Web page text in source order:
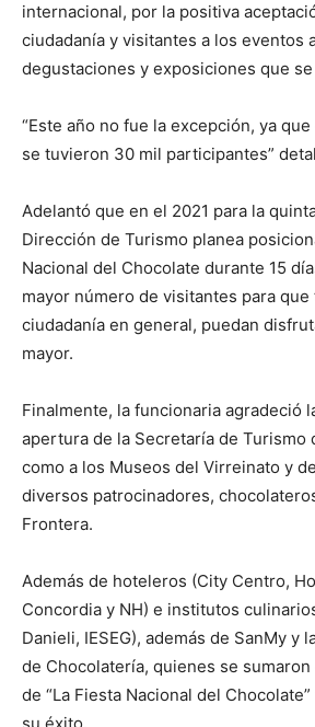
internacional, por la positiva
ciudadanía y visitantes a los eventos
degustaciones y exposiciones que
“Este año no fue la excepción, ya
se tuvieron 30 mil participantes”
Adelantó que en el 2021 para la
Dirección de Turismo planea
Nacional del Chocolate durante 15
mayor número de visitantes para
ciudadanía en general, puedan
mayor.
Finalmente, la funcionaria agradeció
apertura de la Secretaría de Turismo
como a los Museos del Virreinato y
diversos patrocinadores,
Frontera.
Además de hoteleros (City Centro,
Concordia y NH) e institutos
Danieli, IESEG), además de SanMy y
de Chocolatería, quienes se
de “La Fiesta Nacional del